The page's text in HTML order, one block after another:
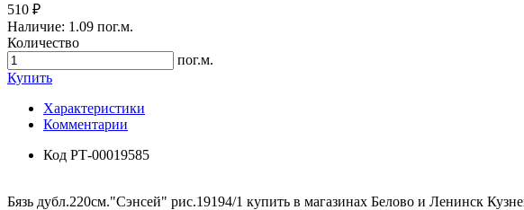
510 ₽
Наличие: 1.09 пог.м.
Количество
пог.м.
Купить
Характеристики
Комментарии
Код РТ-00019585
Бязь дубл.220см."Сэнсей" рис.19194/1 купить в магазинах Белово и Ленинск